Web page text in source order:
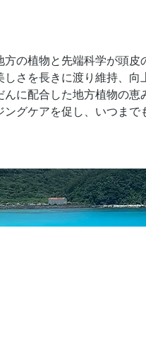
方の植物と先端科学が頭皮
しさを長きに渡り維持、向
んに配合した地方植物の
ングケアを促し、いつまで